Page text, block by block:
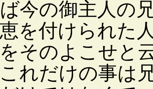
今の御主人の
を付けられた
そのよこせと
れだけの事は